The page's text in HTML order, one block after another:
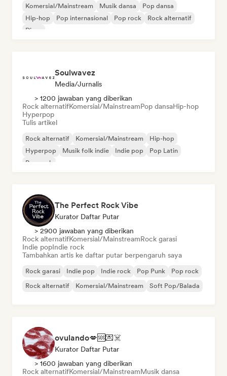
Komersial/Mainstream Musik dansa
Pop dansa
Hip-hop
Pop internasional Pop rock
Rock alternatif
Disco
Soulwavez
Media/Jurnalis
> 1200 jawaban yang diberikan
Rock alternatifKomersial/MainstreamPop dansaHip-hop
Hyperpop
Tulis artikel
Rock alternatif Komersial/Mainstream
Hip-hop
Hyperpop
Musik folk indie Indie pop
Pop Latin
Pop rock
The Perfect Rock Vibe
Kurator Daftar Putar
> 2900 jawaban yang diberikan
Rock alternatifKomersial/MainstreamRock garasi
Indie popIndie rock
Tambahkan artis ke daftar putar berpengaruh saya
Rock garasi Indie pop Indie rock Pop Punk
Pop rock
Rock alternatif
Komersial/Mainstream Soft Pop/Balada
ovulando💋🆘💌☠️
Kurator Daftar Putar
> 1600 jawaban yang diberikan
Rock alternatifKomersial/MainstreamMusik dansa